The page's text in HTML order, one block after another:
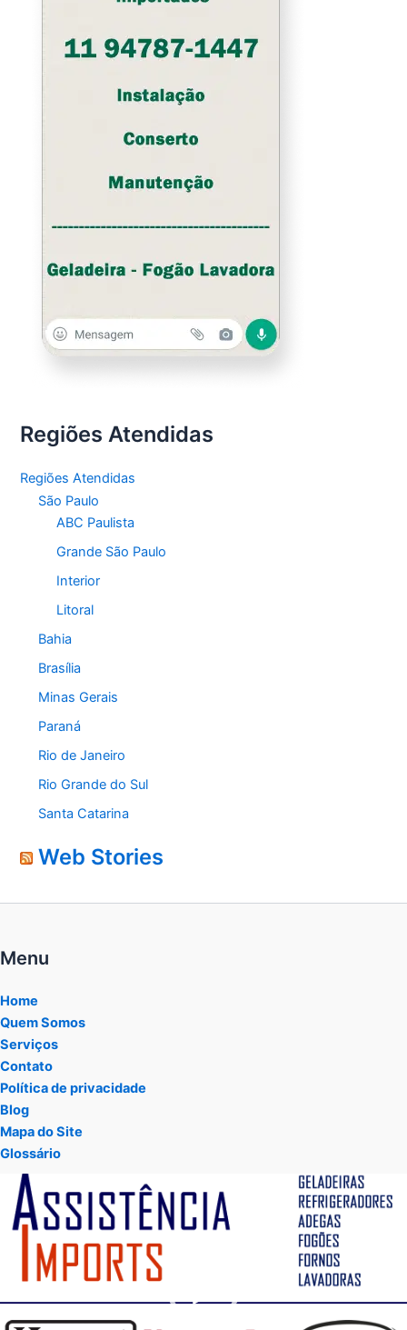
Regiões Atendidas
Regiões Atendidas
São Paulo
ABC Paulista
Grande São Paulo
Interior
Litoral
Bahia
Brasília
Minas Gerais
Paraná
Rio de Janeiro
Rio Grande do Sul
Santa Catarina
Web Stories
Menu
Home
Quem Somos
Serviços
Contato
Política de privacidade
Blog
Mapa do Site
Glossário
Tocador
vídeo